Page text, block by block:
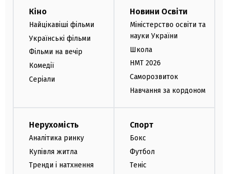
Кіно
Найцікавіші фільми
Українські фільми
Фільми на вечір
Комедії
Серіали
Новини Освіти
Міністерство освіти та
науки України
Школа
НМТ 2026
Саморозвиток
Навчання за кордоном
Нерухомість
Аналітика ринку
Купівля житла
Тренди і натхнення
Спорт
Бокс
Футбол
Теніс